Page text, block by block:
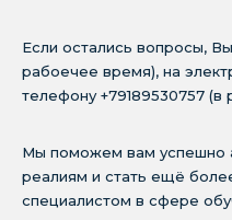
Если остались вопросы,
рабоечее время), на
телефону +79189530757 (в
Мы поможем вам успешно
реалиям и стать ещё
специалистом в сфере